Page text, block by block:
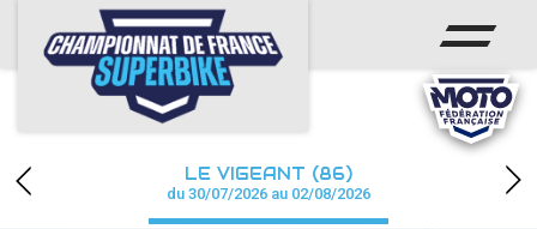
ACCUEIL
CHAMPIONNAT
CALENDRIERLE VIGEANT (86)
du 30/07/2026 au 02/08/2026